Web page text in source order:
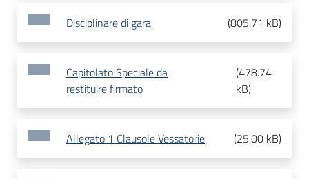
Disciplinare di gara (805.71 kB)
Capitolato Speciale da
restituire firmato
(478.74
kB)
Allegato 1 Clausole Vessatorie (25.00 kB)